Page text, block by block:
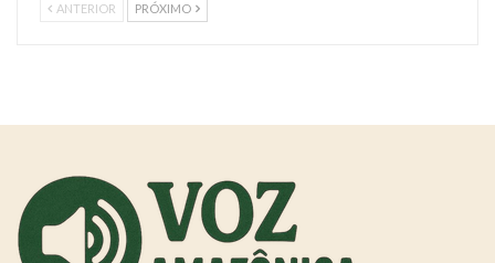
ANTERIOR PRÓXIMO